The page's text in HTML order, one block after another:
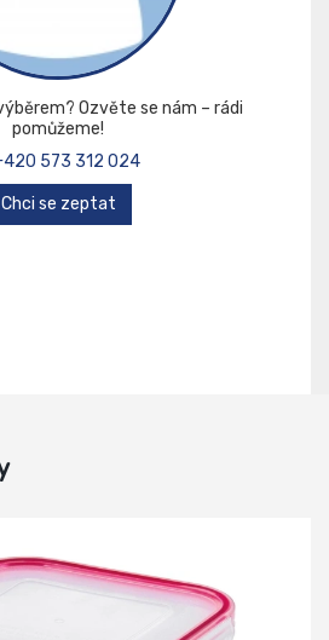
Ozvěte se nám – rádi
pomůžeme!
573 312 024
Chci se zeptat